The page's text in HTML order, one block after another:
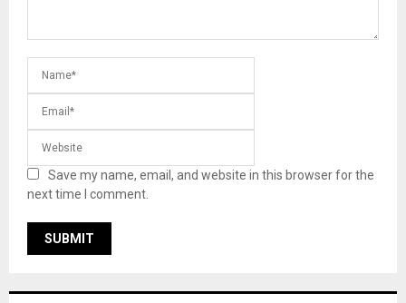
Save my name, email, and website in this browser for the
next time I comment.